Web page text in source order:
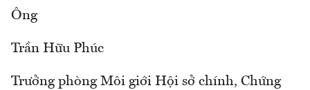
Ông
Trần Hữu Phúc
Trưởng phòng Môi giới Hội sở chính, Chứng